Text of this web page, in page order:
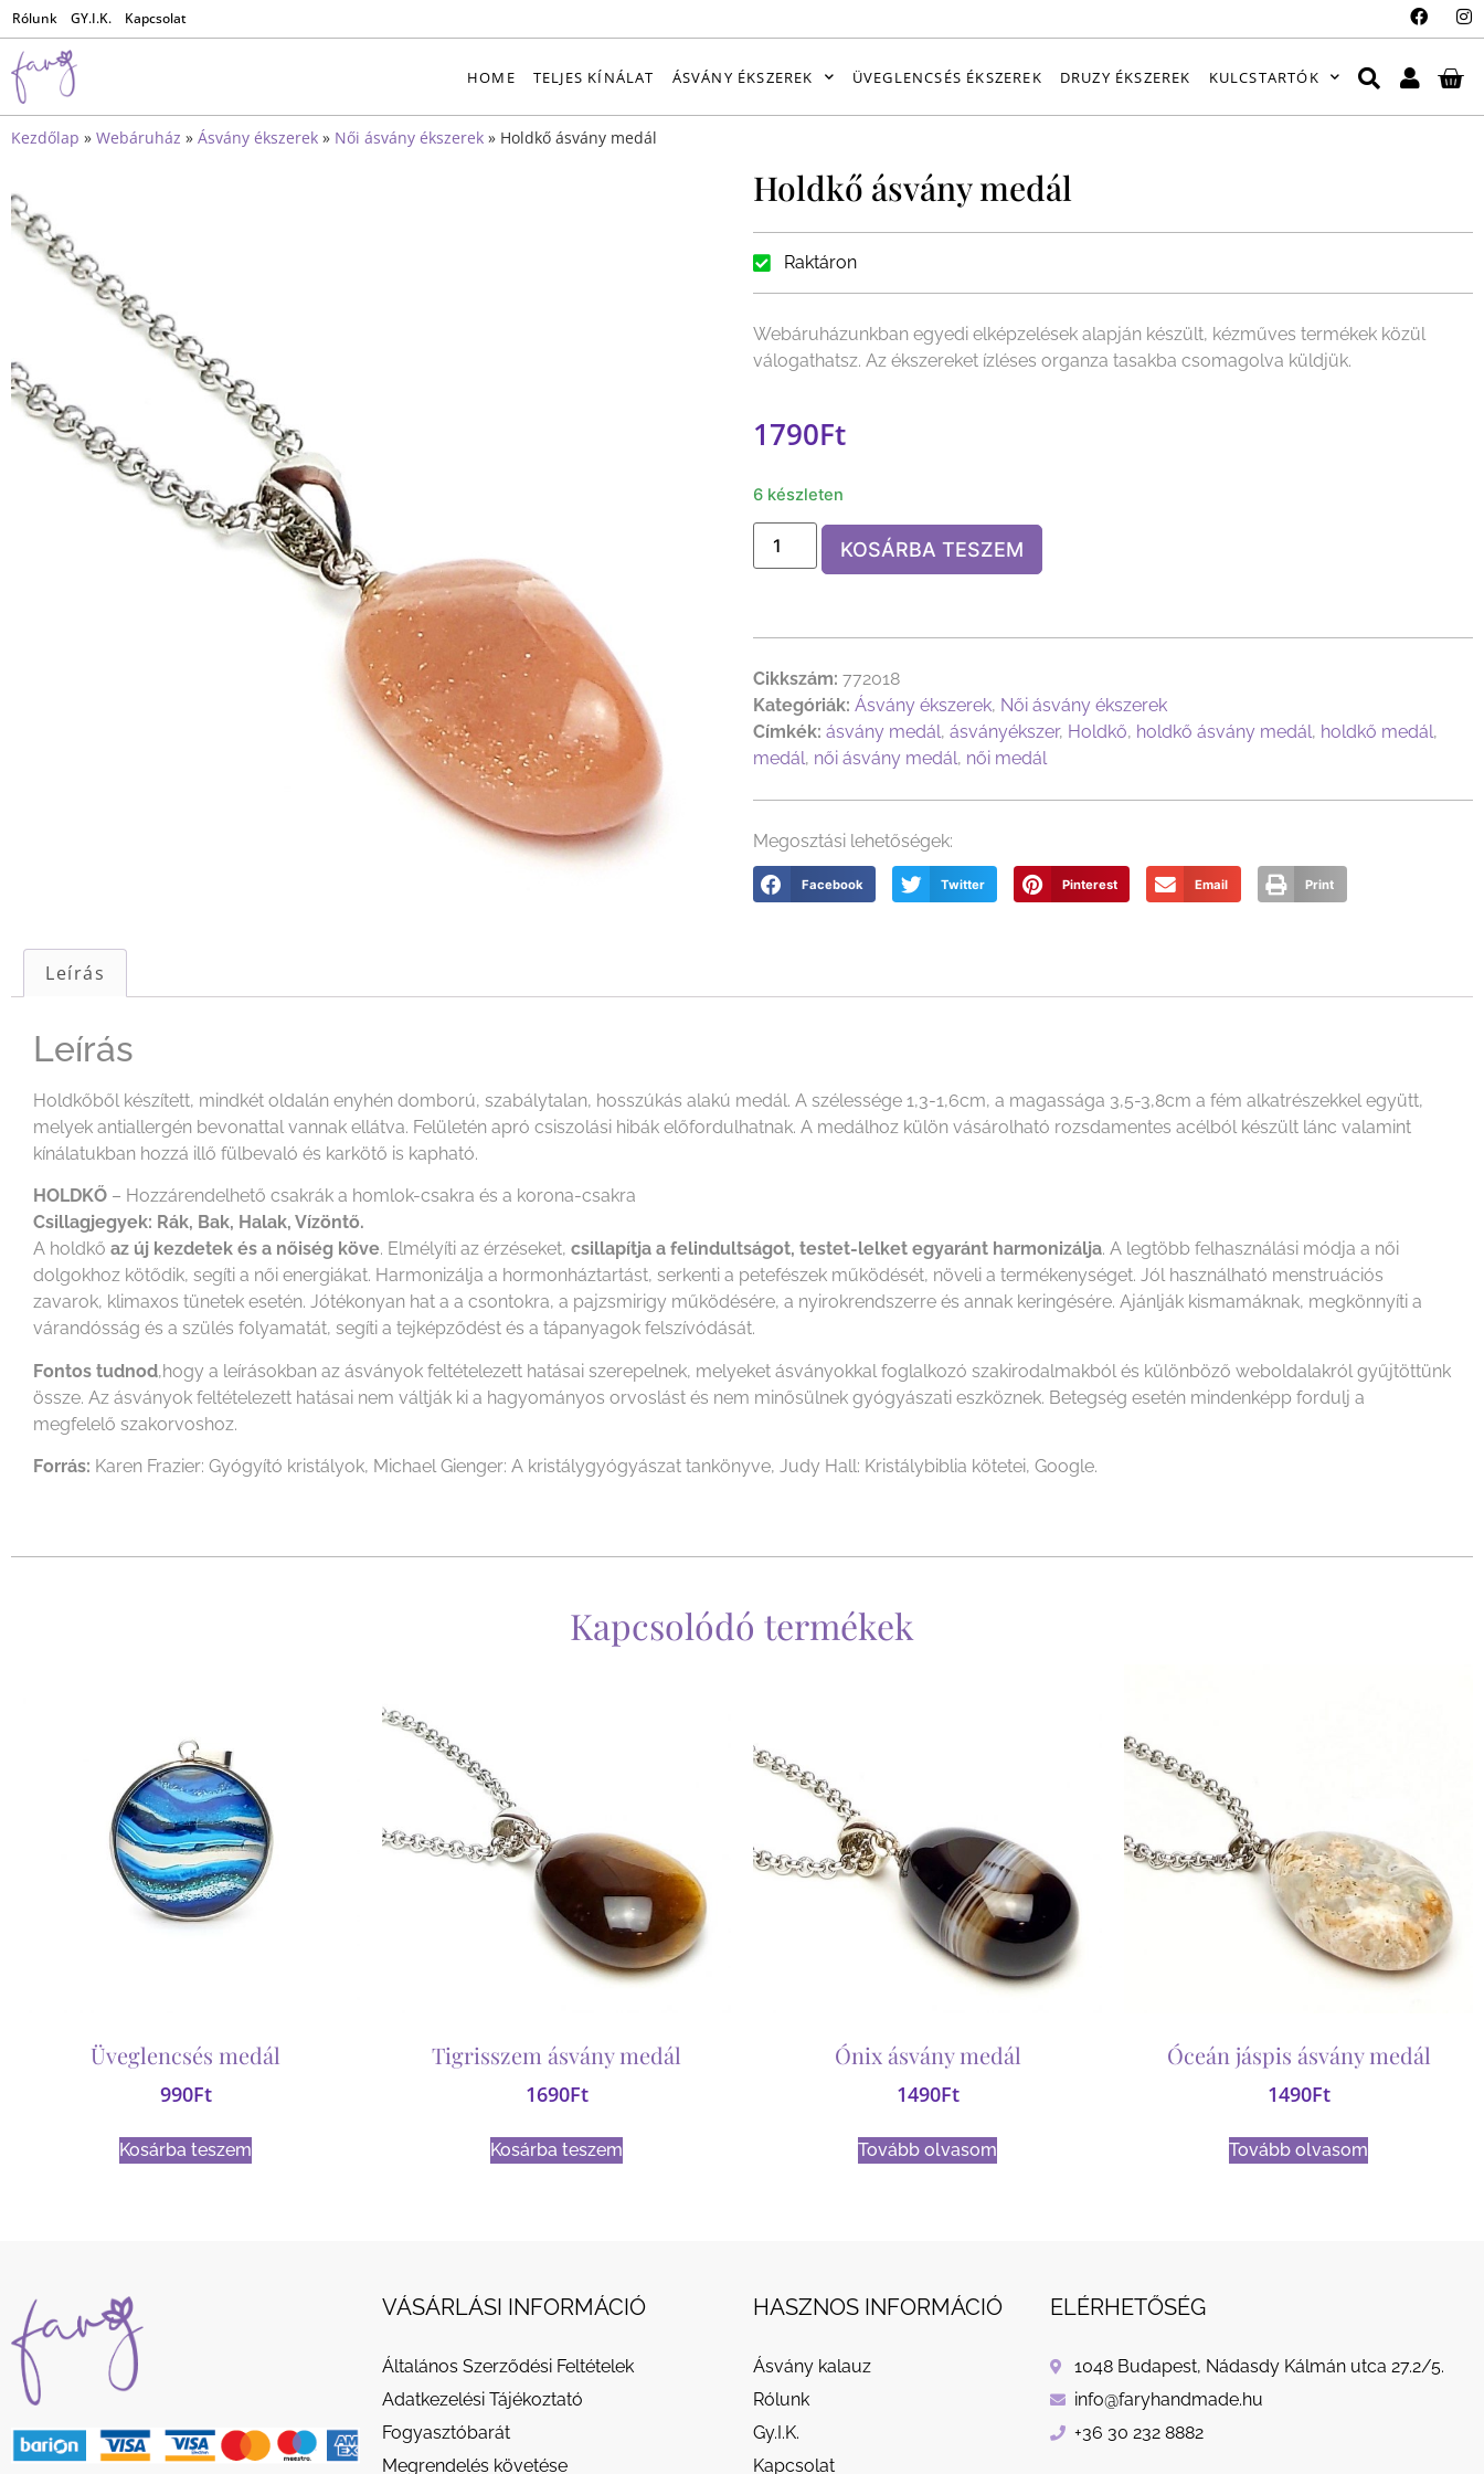
Rólunk GY.I.K. Kapcsolat
HOME TELJES KÍNÁLAT ÁSVÁNY ÉKSZEREK ÜVEGLENCSÉS ÉKSZEREK DRUZY ÉKSZEREK KULCSTARTÓK
Kezdőlap » Webáruház » Ásvány ékszerek » Női ásvány ékszerek » Holdkő ásvány medál
Holdkő ásvány medál
Raktáron
Webáruházunkban egyedi elképzelések alapján készült, kézműves termékek közül
válogathatsz. Az ékszereket ízléses organza tasakba csomagolva küldjük.
1790Ft
6 készleten
KOSÁRBA TESZEM
Cikkszám: 772018
Kategóriák: Ásvány ékszerek, Női ásvány ékszerek
Címkék: ásvány medál, ásványékszer, Holdkő, holdkő ásvány medál, holdkő medál,
medál, női ásvány medál, női medál
Megosztási lehetőségek:
Facebook Twitter Pinterest Email Print
Leírás
Leírás
Holdkőből készített, mindkét oldalán enyhén domború, szabálytalan, hosszúkás alakú medál. A szélessége 1,3-1,6cm, a magassága 3,5-3,8cm a fém alkatrészekkel együtt,
melyek antiallergén bevonattal vannak ellátva. Felületén apró csiszolási hibák előfordulhatnak. A medálhoz külön vásárolható rozsdamentes acélból készült lánc valamint
kínálatukban hozzá illő fülbevaló és karkötő is kapható.
HOLDKŐ – Hozzárendelhető csakrák a homlok-csakra és a korona-csakra
Csillagjegyek: Rák, Bak, Halak, Vízöntő.
A holdkő az új kezdetek és a nőiség köve. Elmélyíti az érzéseket, csillapítja a felindultságot, testet-lelket egyaránt harmonizálja. A legtöbb felhasználási módja a női
dolgokhoz kötődik, segíti a női energiákat. Harmonizálja a hormonháztartást, serkenti a petefészek működését, növeli a termékenységet. Jól használható menstruációs
zavarok, klimaxos tünetek esetén. Jótékonyan hat a a csontokra, a pajzsmirigy működésére, a nyirokrendszerre és annak keringésére. Ajánlják kismamáknak, megkönnyíti a
várandósság és a szülés folyamatát, segíti a tejképződést és a tápanyagok felszívódását.
Fontos tudnod,hogy a leírásokban az ásványok feltételezett hatásai szerepelnek, melyeket ásványokkal foglalkozó szakirodalmakból és különböző weboldalakról gyűjtöttünk
össze. Az ásványok feltételezett hatásai nem váltják ki a hagyományos orvoslást és nem minősülnek gyógyászati eszköznek. Betegség esetén mindenképp fordulj a
megfelelő szakorvoshoz.
Forrás: Karen Frazier: Gyógyító kristályok, Michael Gienger: A kristálygyógyászat tankönyve, Judy Hall: Kristálybiblia kötetei, Google.
Kapcsolódó termékek
Üveglencsés medál
990Ft
Kosárba teszem
Tigrisszem ásvány medál
1690Ft
Kosárba teszem
Ónix ásvány medál
1490Ft
Tovább olvasom
Óceán jáspis ásvány medál
1490Ft
Tovább olvasom
VÁSÁRLÁSI INFORMÁCIÓ
Általános Szerződési Feltételek
Adatkezelési Tájékoztató
Fogyasztóbarát
Megrendelés követése
HASZNOS INFORMÁCIÓ
Ásvány kalauz
Rólunk
Gy.I.K.
Kapcsolat
ELÉRHETŐSÉG
1048 Budapest, Nádasdy Kálmán utca 27.2/5.
info@faryhandmade.hu
+36 30 232 8882